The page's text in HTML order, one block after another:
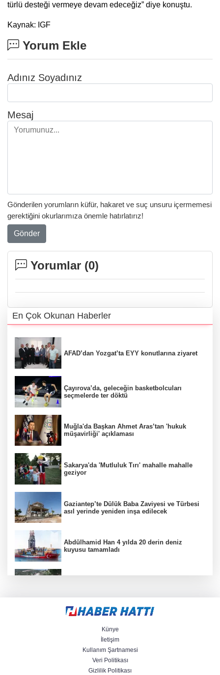
türlü desteği vermeye devam edeceğiz” diye konuştu.
Kaynak: IGF
Yorum Ekle
Adınız Soyadınız
Mesaj
Gönderilen yorumların küfür, hakaret ve suç unsuru içermemesi
gerektiğini okurlarımıza önemle hatırlatırız!
Gönder
Yorumlar (0)
En Çok Okunan Haberler
AFAD’dan Yozgat’ta EYY konutlarına ziyaret
Çayırova’da, geleceğin basketbolcuları
seçmelerde ter döktü
Muğla'da Başkan Ahmet Aras’tan 'hukuk
müşavirliği' açıklaması
Sakarya'da 'Mutluluk Tırı' mahalle mahalle
geziyor
Gaziantep’te Dülük Baba Zaviyesi ve Türbesi
asıl yerinde yeniden inşa edilecek
Abdülhamid Han 4 yılda 20 derin deniz
kuyusu tamamladı
“Zorba” Balesi Hierapolis’te sahnelendi
Künye
İletişim
Kullanım Şartnamesi
Veri Politikası
Gizlilik Politikası